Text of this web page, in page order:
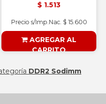
$ 1.513
Precio s/Imp.Nac. $ 15.600
AGREGAR AL
CARRITO
DDR2 Sodimm